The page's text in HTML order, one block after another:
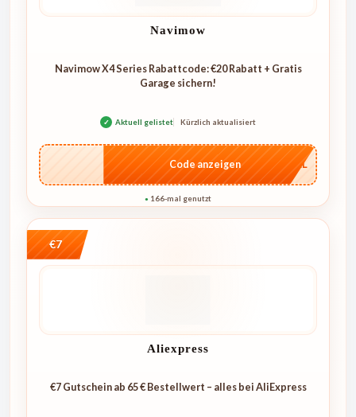
Navimow
Navimow X4 Series Rabattcode: €20 Rabatt + Gratis
Garage sichern!
✓ Aktuell gelistet Kürzlich aktualisiert
…4KL
Code anzeigen
● 166-mal genutzt
€7
Aliexpress
€7 Gutschein ab 65 € Bestellwert – alles bei AliExpress